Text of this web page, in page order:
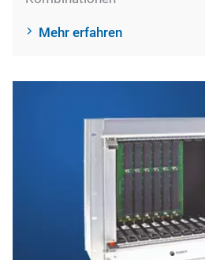
Mehr erfahren